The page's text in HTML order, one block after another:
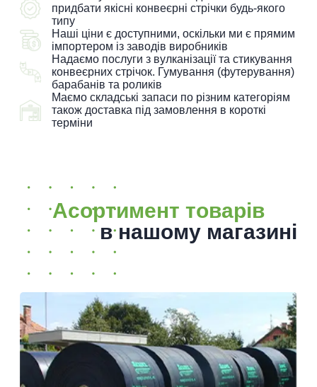
придбати якісні конвеєрні стрічки будь-якого
типу
Наші ціни є доступними, оскільки ми є прямим
імпортером із заводів виробників
Надаємо послуги з вулканізації та стикування
конвеєрних стрічок. Гумування (футерування)
барабанів та роликів
Маємо складські запаси по різним категоріям
також доставка під замовлення в короткі
терміни
Асортимент товарів
в нашому магазині